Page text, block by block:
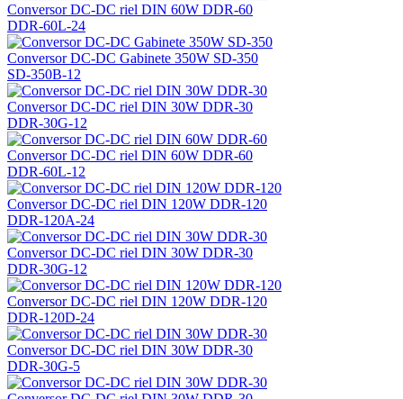
Conversor DC-DC riel DIN 60W DDR-60
DDR-60L-24
Conversor DC-DC Gabinete 350W SD-350
SD-350B-12
Conversor DC-DC riel DIN 30W DDR-30
DDR-30G-12
Conversor DC-DC riel DIN 60W DDR-60
DDR-60L-12
Conversor DC-DC riel DIN 120W DDR-120
DDR-120A-24
Conversor DC-DC riel DIN 30W DDR-30
DDR-30G-12
Conversor DC-DC riel DIN 120W DDR-120
DDR-120D-24
Conversor DC-DC riel DIN 30W DDR-30
DDR-30G-5